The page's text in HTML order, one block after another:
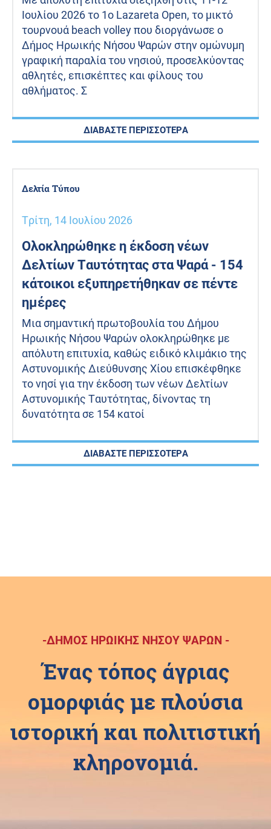
Ιουλίου 2026 το 1ο Lazareta Open, το μικτό
τουρνουά beach volley που διοργάνωσε ο
Δήμος Ηρωικής Νήσου Ψαρών στην ομώνυμη
γραφική παραλία του νησιού, προσελκύοντας
αθλητές, επισκέπτες και φίλους του
αθλήματος. Σ
ΔΙΑΒΑΣΤΕ ΠΕΡΙΣΣΟΤΕΡΑ
Δελτία Τύπου
Τρίτη, 14 Ιουλίου 2026
Ολοκληρώθηκε η έκδοση νέων
Δελτίων Ταυτότητας στα Ψαρά - 154
κάτοικοι εξυπηρετήθηκαν σε πέντε
ημέρες
Μια σημαντική πρωτοβουλία του Δήμου
Ηρωικής Νήσου Ψαρών ολοκληρώθηκε με
απόλυτη επιτυχία, καθώς ειδικό κλιμάκιο της
Αστυνομικής Διεύθυνσης Χίου επισκέφθηκε
το νησί για την έκδοση των νέων Δελτίων
Αστυνομικής Ταυτότητας, δίνοντας τη
δυνατότητα σε 154 κατοί
ΔΙΑΒΑΣΤΕ ΠΕΡΙΣΣΟΤΕΡΑ
-ΔΗΜΟΣ ΗΡΩΙΚΗΣ ΝΗΣΟΥ ΨΑΡΩΝ -
Ένας τόπος άγριας
ομορφιάς με πλούσια
ιστορική και πολιτιστική
κληρονομιά.